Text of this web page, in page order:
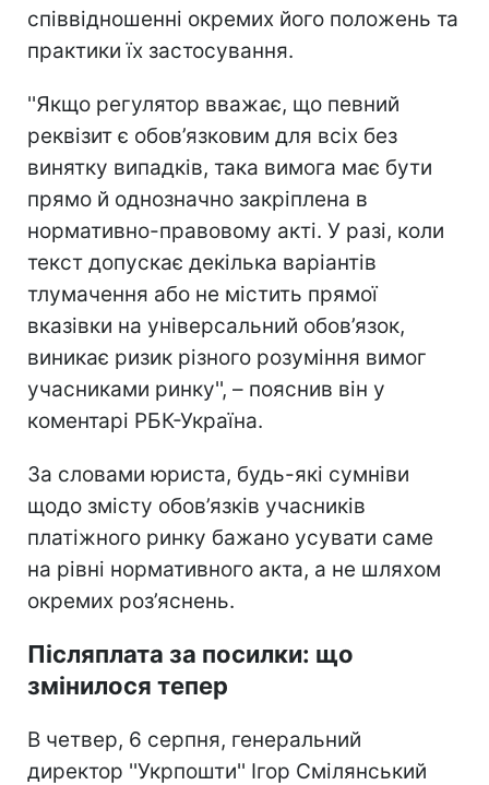
співвідношенні окремих його положень та
практики їх застосування.
''Якщо регулятор вважає, що певний
реквізит є обов’язковим для всіх без
винятку випадків, така вимога має бути
прямо й однозначно закріплена в
нормативно-правовому акті. У разі, коли
текст допускає декілька варіантів
тлумачення або не містить прямої
вказівки на універсальний обов’язок,
виникає ризик різного розуміння вимог
учасниками ринку'', – пояснив він у
коментарі РБК-Україна.
За словами юриста, будь-які сумніви
щодо змісту обов’язків учасників
платіжного ринку бажано усувати саме
на рівні нормативного акта, а не шляхом
окремих роз’яснень.
Післяплата за посилки: що
змінилося тепер
В четвер, 6 серпня, генеральний
директор ''Укрпошти'' Ігор Смілянський